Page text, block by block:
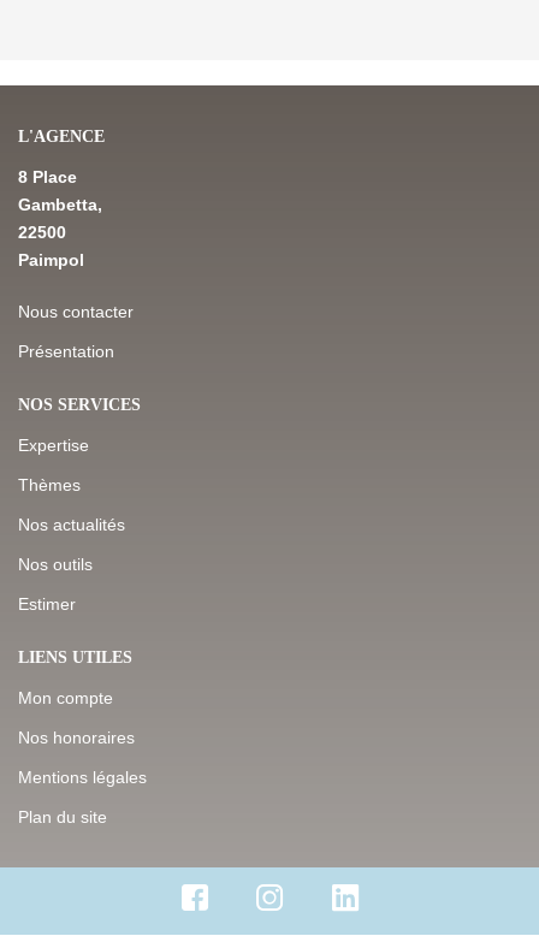
L'AGENCE
8 Place
Gambetta,
22500
Paimpol
Nous contacter
Présentation
NOS SERVICES
Expertise
Thèmes
Nos actualités
Nos outils
Estimer
LIENS UTILES
Mon compte
Nos honoraires
Mentions légales
Plan du site